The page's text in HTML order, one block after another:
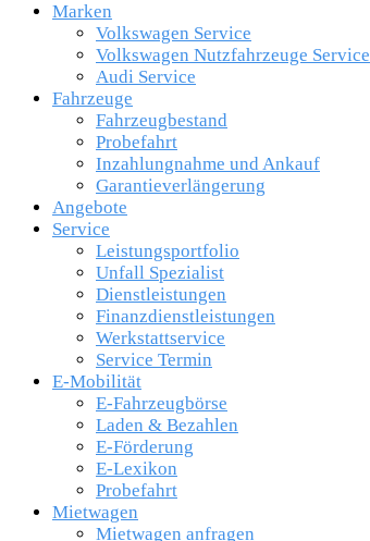
Marken
Volkswagen Service
Volkswagen Nutzfahrzeuge Service
Audi Service
Fahrzeuge
Fahrzeugbestand
Probefahrt
Inzahlungnahme und Ankauf
Garantieverlängerung
Angebote
Service
Leistungsportfolio
Unfall Spezialist
Dienstleistungen
Finanzdienstleistungen
Werkstattservice
Service Termin
E-Mobilität
E-Fahrzeugbörse
Laden & Bezahlen
E-Förderung
E-Lexikon
Probefahrt
Mietwagen
Mietwagen anfragen